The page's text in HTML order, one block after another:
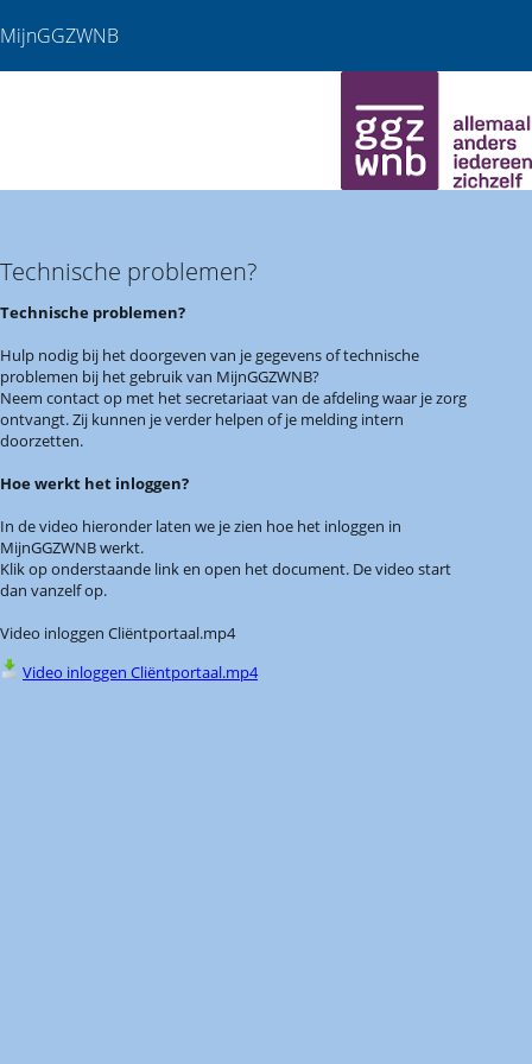
MijnGGZWNB
Technische problemen?
Technische problemen?
Hulp nodig bij het doorgeven van je gegevens of technische
problemen bij het gebruik van MijnGGZWNB?
Neem contact op met het secretariaat van de afdeling waar je zorg
ontvangt. Zij kunnen je verder helpen of je melding intern
doorzetten.
Hoe werkt het inloggen?
In de video hieronder laten we je zien hoe het inloggen in
MijnGGZWNB werkt.
Klik op onderstaande link en open het document. De video start
dan vanzelf op.
Video inloggen Cliëntportaal.mp4
Video inloggen Cliëntportaal.mp4